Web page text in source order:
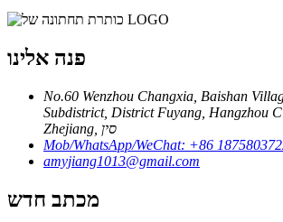
פנה אלינו
No.60 Wenzhou Changxia, Baishan
Subdistrict, District Fuyang, Hangzhou
Zhejiang, סין
Mob/WhatsApp/WeChat: +86
amyjiang1013@gmail.com
מכתב חדש